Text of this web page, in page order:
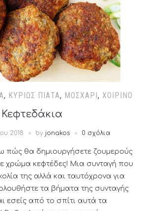
, ΚΥΡΊΩΣ ΠΙΆΤΑ, ΜΟΣΧΆΡΙ , ΧΟΙΡΙΝΌ
Κεφτεδάκια
2018 by jonakos 0 σχόλια
πώς θα δημιουργήσετε ζουμερούς
χρώμα κεφτέδες! Μια συνταγή που
της αλλά και ταυτόχρονα για
τα βήματα της συνταγής
εσείς από το σπίτι αυτά τα